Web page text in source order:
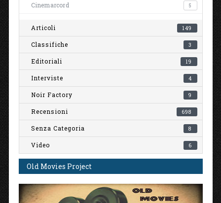
Cinemarcord 5
Articoli 149
Classifiche 3
Editoriali 19
Interviste 4
Noir Factory 9
Recensioni 698
Senza Categoria 8
Video 6
Old Movies Project